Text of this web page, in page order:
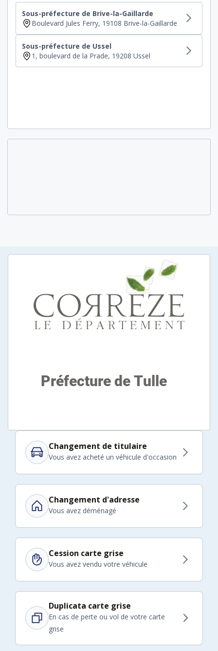
Sous-préfecture de Brive-la-Gaillarde
Boulevard Jules Ferry, 19108 Brive-la-Gaillarde
Sous-préfecture de Ussel
1, boulevard de la Prade, 19208 Ussel
Changement de titulaire
Vous avez acheté un véhicule d'occasion
Changement d'adresse
Vous avez déménagé
Cession carte grise
Vous avez vendu votre véhicule
Duplicata carte grise
En cas de perte ou vol de votre carte
grise